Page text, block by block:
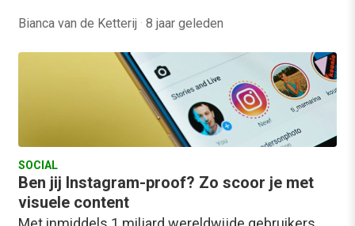
Bianca van de Ketterij · 8 jaar geleden
SOCIAL
Ben jij Instagram-proof? Zo scoor je met
visuele content